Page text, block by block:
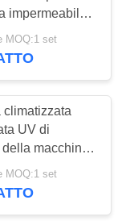
impermeabile
e prova
della lampada
MOQ:1 set
climatizzata
UV di
della macchina
di
per
MOQ:1 set